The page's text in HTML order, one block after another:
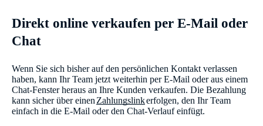
Direkt online verkaufen per E-Mail oder
Chat
Wenn Sie sich bisher auf den persönlichen Kontakt verlassen
haben, kann Ihr Team jetzt weiterhin per E-Mail oder aus einem
Chat-Fenster heraus an Ihre Kunden verkaufen. Die Bezahlung
kann sicher über einen Zahlungslinkerfolgen, den Ihr Team
einfach in die E-Mail oder den Chat-Verlauf einfügt.